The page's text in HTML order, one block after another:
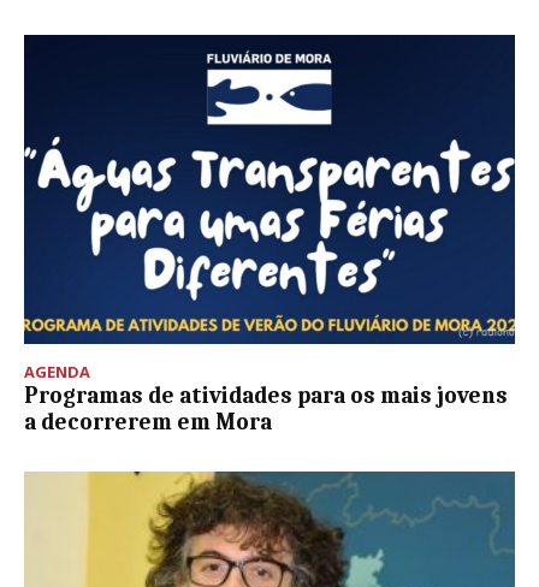
AGENDA
Programas de atividades para os mais jovens
a decorrerem em Mora